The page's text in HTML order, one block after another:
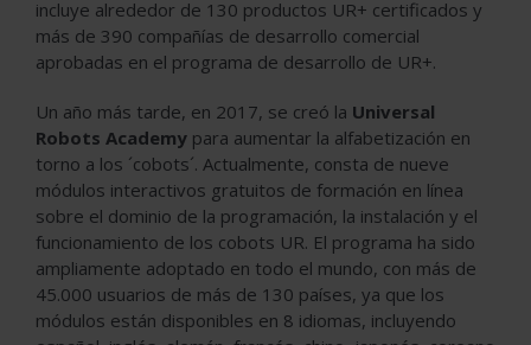
incluye alrededor de 130 productos UR+ certificados y
más de 390 compañías de desarrollo comercial
aprobadas en el programa de desarrollo de UR+.
Un año más tarde, en 2017, se creó la Universal
Robots Academy para aumentar la alfabetización en
torno a los ´cobots´. Actualmente, consta de nueve
módulos interactivos gratuitos de formación en línea
sobre el dominio de la programación, la instalación y el
funcionamiento de los cobots UR. El programa ha sido
ampliamente adoptado en todo el mundo, con más de
45.000 usuarios de más de 130 países, ya que los
módulos están disponibles en 8 idiomas, incluyendo